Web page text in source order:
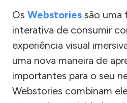
Os Webstories são uma
interativa de consumir
experiência visual
uma nova maneira de
importantes para o seu
Webstories combinam